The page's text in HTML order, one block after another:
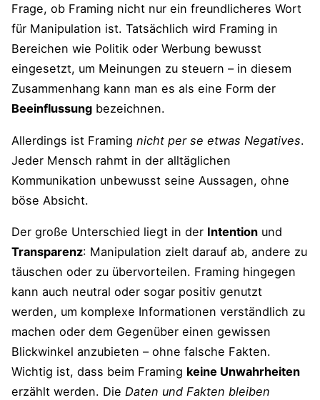
Frage, ob Framing nicht nur ein freundlicheres Wort
für Manipulation ist. Tatsächlich wird Framing in
Bereichen wie Politik oder Werbung bewusst
eingesetzt, um Meinungen zu steuern – in diesem
Zusammenhang kann man es als eine Form der
Beeinflussung bezeichnen​.
Allerdings ist Framing nicht per se etwas Negatives.
Jeder Mensch rahmt in der alltäglichen
Kommunikation unbewusst seine Aussagen, ohne
böse Absicht​.
Der große Unterschied liegt in der Intention und
Transparenz: Manipulation zielt darauf ab, andere zu
täuschen oder zu übervorteilen. Framing hingegen
kann auch neutral oder sogar positiv genutzt
werden, um komplexe Informationen verständlich zu
machen oder dem Gegenüber einen gewissen
Blickwinkel anzubieten – ohne falsche Fakten.
Wichtig ist, dass beim Framing keine Unwahrheiten
erzählt werden. Die Daten und Fakten bleiben